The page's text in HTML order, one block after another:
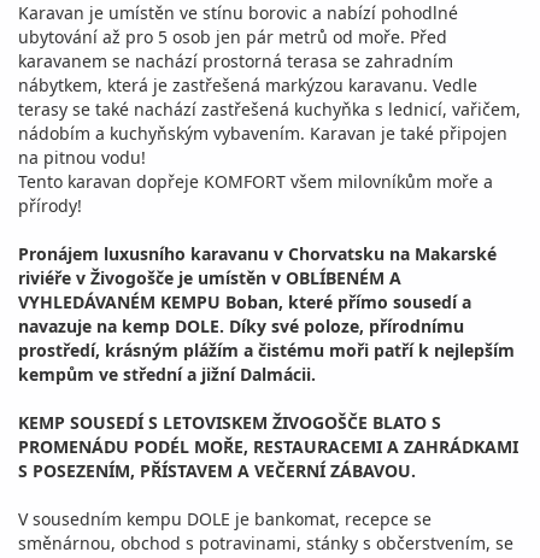
Karavan je umístěn ve stínu borovic a nabízí pohodlné
ubytování až pro 5 osob jen pár metrů od moře. Před
karavanem se nachází prostorná terasa se zahradním
nábytkem, která je zastřešená markýzou karavanu. Vedle
terasy se také nachází zastřešená kuchyňka s lednicí, vařičem,
nádobím a kuchyňským vybavením. Karavan je také připojen
na pitnou vodu!
Tento karavan dopřeje KOMFORT všem milovníkům moře a
přírody!
Pronájem luxusního karavanu v Chorvatsku na Makarské
riviéře v Živogošče je umístěn v OBLÍBENÉM A
VYHLEDÁVANÉM KEMPU Boban, které přímo sousedí a
navazuje na kemp DOLE. Díky své poloze, přírodnímu
prostředí, krásným plážím a čistému moři patří k nejlepším
kempům ve střední a jižní Dalmácii.
KEMP SOUSEDÍ S LETOVISKEM ŽIVOGOŠČE BLATO S
PROMENÁDU PODÉL MOŘE, RESTAURACEMI A ZAHRÁDKAMI
S POSEZENÍM, PŘÍSTAVEM A VEČERNÍ ZÁBAVOU.
V sousedním kempu DOLE je bankomat, recepce se
směnárnou, obchod s potravinami, stánky s občerstvením, se